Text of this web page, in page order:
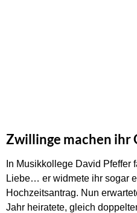
Zwillinge machen ihr
In Musikkollege David Pfeffer
Liebe… er widmete ihr sogar
Hochzeitsantrag. Nun
Jahr heiratete, gleich